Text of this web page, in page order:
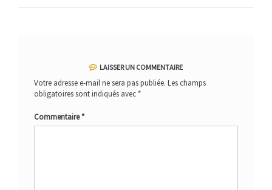
LAISSER UN COMMENTAIRE
Votre adresse e-mail ne sera pas publiée. Les champs
obligatoires sont indiqués avec *
Commentaire*